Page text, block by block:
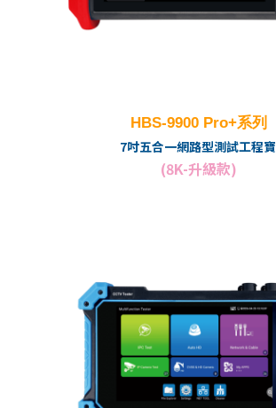
HBS-9900 Pro+系列
7吋五合一網路型測試工程寶
(8K-升級款)